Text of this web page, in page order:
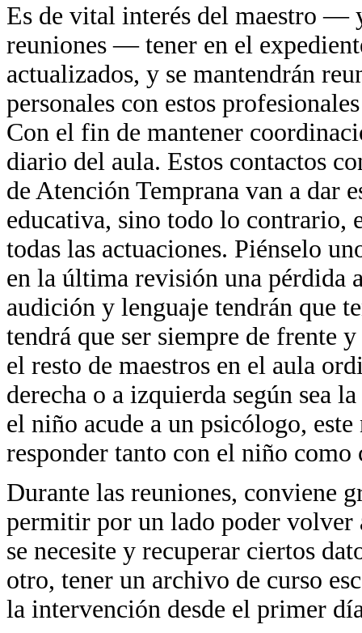
Es de vital interés del maestro —
reuniones — tener en el
actualizados, y se mantendrán
personales con estos
Con el fin de mantener
diario del aula. Estos contactos
de Atención Temprana van a dar
educativa, sino todo lo contrario,
todas las actuaciones. Piénselo
en la última revisión una pérdida
audición y lenguaje tendrán que
tendrá que ser siempre de frente
el resto de maestros en el aula
derecha o a izquierda según sea
el niño acude a un psicólogo,
responder tanto con el niño como
Durante las reuniones, conviene
permitir por un lado poder volver
se necesite y recuperar ciertos
otro, tener un archivo de curso
la intervención desde el primer